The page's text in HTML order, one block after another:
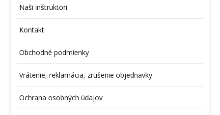
Naši inštruktori
Kontakt
Obchodné podmienky
Vrátenie, reklamácia, zrušenie objednavky
Ochrana osobných údajov